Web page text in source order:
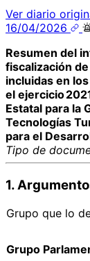
Ver diario
16/04/2026
Resumen del
fiscalización
incluidas en
el ejercicio
Estatal para la
Tecnologías
para el
Tipo de
1.
Grupo que lo
Grupo